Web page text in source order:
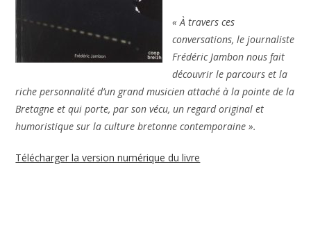
« À travers ces
conversations, le journaliste
Frédéric Jambon nous fait
découvrir le parcours et la
riche personnalité d’un grand musicien attaché à la pointe de la
Bretagne et qui porte, par son vécu, un regard original et
humoristique sur la culture bretonne contemporaine ».
Télécharger la version numérique du livre